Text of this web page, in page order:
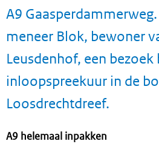
A9
meneer Blok, bewoner
Leusdenhof, een bezoek
inloopspreekuur in de
Loosdrechtdreef.
A9 helemaal inpakken